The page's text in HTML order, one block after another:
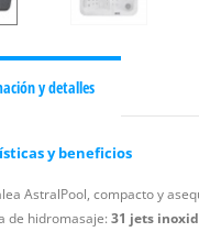
y detalles
y beneficios
AstralPool, compacto y
de hidromasaje: 31 jets